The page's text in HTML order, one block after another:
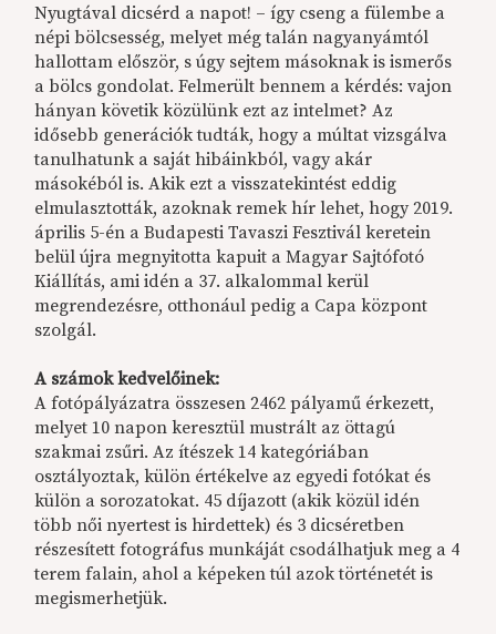
Nyugtával dicsérd a napot! – így cseng a fülembe a
népi bölcsesség, melyet még talán nagyanyámtól
hallottam először, s úgy sejtem másoknak is ismerős
a bölcs gondolat. Felmerült bennem a kérdés: vajon
hányan követik közülünk ezt az intelmet? Az
idősebb generációk tudták, hogy a múltat vizsgálva
tanulhatunk a saját hibáinkból, vagy akár
másokéból is. Akik ezt a visszatekintést eddig
elmulasztották, azoknak remek hír lehet, hogy 2019.
április 5-én a Budapesti Tavaszi Fesztivál keretein
belül újra megnyitotta kapuit a Magyar Sajtófotó
Kiállítás, ami idén a 37. alkalommal kerül
megrendezésre, otthonául pedig a Capa központ
szolgál.
A számok kedvelőinek:
A fotópályázatra összesen 2462 pályamű érkezett,
melyet 10 napon keresztül mustrált az öttagú
szakmai zsűri. Az ítészek 14 kategóriában
osztályoztak, külön értékelve az egyedi fotókat és
külön a sorozatokat. 45 díjazott (akik közül idén
több női nyertest is hirdettek) és 3 dicséretben
részesített fotográfus munkáját csodálhatjuk meg a 4
terem falain, ahol a képeken túl azok történetét is
megismerhetjük.